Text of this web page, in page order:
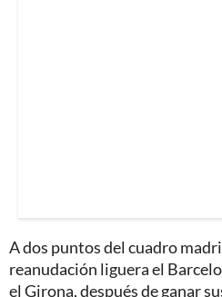
A dos puntos del cuadro
reanudación liguera el
el Girona, después de ganar